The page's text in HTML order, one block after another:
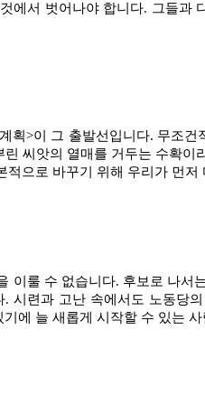
에서 벗어나야 합니다. 그들과
획>이 그 출발선입니다. 무조
씨앗의 열매를 거두는 수확
으로 바꾸기 위해 우리가 먼
이룰 수 없습니다. 후보로 나서
시련과 고난 속에서도 노동당
에 늘 새롭게 시작할 수 있는